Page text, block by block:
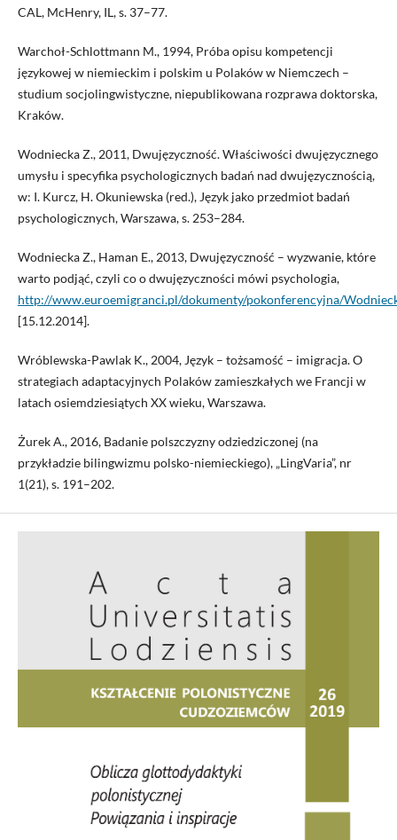
CAL, McHenry, IL, s. 37–77.
Warchoł-Schlottmann M., 1994, Próba opisu kompetencji
językowej w niemieckim i polskim u Polaków w Niemczech –
studium socjolingwistyczne, niepublikowana rozprawa doktorska,
Kraków.
Wodniecka Z., 2011, Dwujęzyczność. Właściwości dwujęzycznego
umysłu i specyfika psychologicznych badań nad dwujęzycznością,
w: I. Kurcz, H. Okuniewska (red.), Język jako przedmiot badań
psychologicznych, Warszawa, s. 253–284.
Wodniecka Z., Haman E., 2013, Dwujęzyczność – wyzwanie, które
warto podjąć, czyli co o dwujęzyczności mówi psychologia,
http://www.euroemigranci.pl/dokumenty/pokonferencyjna/
[15.12.2014].
Wróblewska-Pawlak K., 2004, Język – tożsamość – imigracja. O
strategiach adaptacyjnych Polaków zamieszkałych we Francji w
latach osiemdziesiątych XX wieku, Warszawa.
Żurek A., 2016, Badanie polszczyzny odziedziczonej (na
przykładzie bilingwizmu polsko-niemieckiego), „LingVaria”, nr
1(21), s. 191–202.